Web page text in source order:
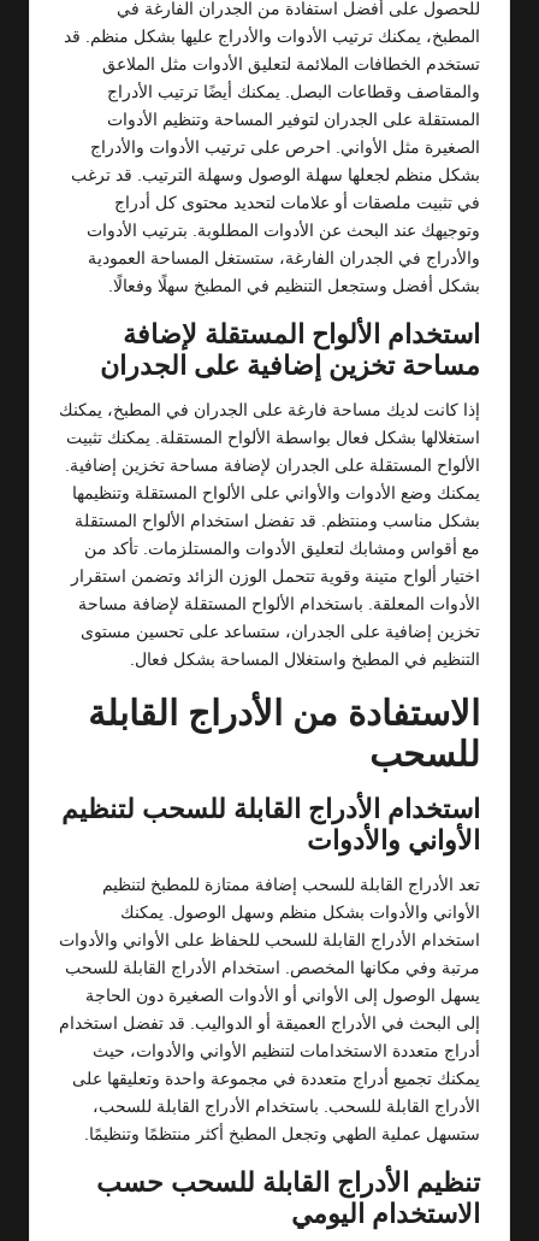
للحصول على أفضل استفادة من الجدران الفارغة في
المطبخ، يمكنك ترتيب الأدوات والأدراج عليها بشكل منظم. قد
تستخدم الخطافات الملائمة لتعليق الأدوات مثل الملاعق
والمقاصف وقطاعات البصل. يمكنك أيضًا ترتيب الأدراج
المستقلة على الجدران لتوفير المساحة وتنظيم الأدوات
الصغيرة مثل الأواني. احرص على ترتيب الأدوات والأدراج
بشكل منظم لجعلها سهلة الوصول وسهلة الترتيب. قد ترغب
في تثبيت ملصقات أو علامات لتحديد محتوى كل أدراج
وتوجيهك عند البحث عن الأدوات المطلوبة. بترتيب الأدوات
والأدراج في الجدران الفارغة، ستستغل المساحة العمودية
بشكل أفضل وستجعل التنظيم في المطبخ سهلًا وفعالًا.
استخدام الألواح المستقلة لإضافة
مساحة تخزين إضافية على الجدران
إذا كانت لديك مساحة فارغة على الجدران في المطبخ، يمكنك
استغلالها بشكل فعال بواسطة الألواح المستقلة. يمكنك تثبيت
الألواح المستقلة على الجدران لإضافة مساحة تخزين إضافية.
يمكنك وضع الأدوات والأواني على الألواح المستقلة وتنظيمها
بشكل مناسب ومنتظم. قد تفضل استخدام الألواح المستقلة
مع أقواس ومشابك لتعليق الأدوات والمستلزمات. تأكد من
اختيار ألواح متينة وقوية تتحمل الوزن الزائد وتضمن استقرار
الأدوات المعلقة. باستخدام الألواح المستقلة لإضافة مساحة
تخزين إضافية على الجدران، ستساعد على تحسين مستوى
التنظيم في المطبخ واستغلال المساحة بشكل فعال.
الاستفادة من الأدراج القابلة
للسحب
استخدام الأدراج القابلة للسحب لتنظيم
الأواني والأدوات
تعد الأدراج القابلة للسحب إضافة ممتازة للمطبخ لتنظيم
الأواني والأدوات بشكل منظم وسهل الوصول. يمكنك
استخدام الأدراج القابلة للسحب للحفاظ على الأواني والأدوات
مرتبة وفي مكانها المخصص. استخدام الأدراج القابلة للسحب
يسهل الوصول إلى الأواني أو الأدوات الصغيرة دون الحاجة
إلى البحث في الأدراج العميقة أو الدواليب. قد تفضل استخدام
أدراج متعددة الاستخدامات لتنظيم الأواني والأدوات، حيث
يمكنك تجميع أدراج متعددة في مجموعة واحدة وتعليقها على
الأدراج القابلة للسحب. باستخدام الأدراج القابلة للسحب،
ستسهل عملية الطهي وتجعل المطبخ أكثر منتظمًا وتنظيمًا.
تنظيم الأدراج القابلة للسحب حسب
الاستخدام اليومي